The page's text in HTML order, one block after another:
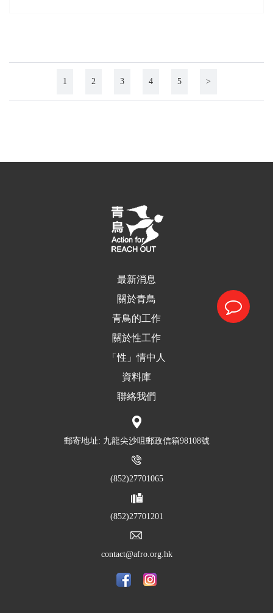
1 2 3 4 5 >
最新消息
關於青鳥
青鳥的工作
關於性工作
「性」情中人
資料庫
聯絡我們
郵寄地址: 九龍尖沙咀郵政信箱98108號
(852)27701065
(852)27701201
contact@afro.org.hk